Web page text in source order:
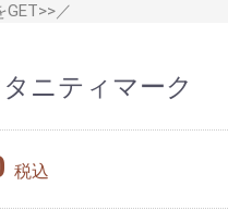
／
ニティマーク
税込